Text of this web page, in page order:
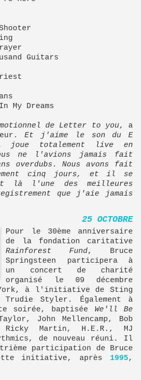
Guitars
My Dreams
de Letter to you, a
Et j'aime le son du E
joue totalement live en
ne l'avions jamais fait
overdubs. Nous avons fait
cinq jours, et il se
là l'une des meilleures
que j'aie jamais
25 OCTOBRE
Pour le 30ème anniversaire
de la fondation caritative
Rainforest Fund, Bruce
Springsteen participera à
un concert de charité
organisé le 09 décembre
York, à l'initiative de Sting
Styler. Également à
soirée, baptisée We'll Be
John Mellencamp, Bob
Ricky Martin, H.E.R., MJ
de nouveau réuni. Il
participation de Bruce
initiative, après 1995,